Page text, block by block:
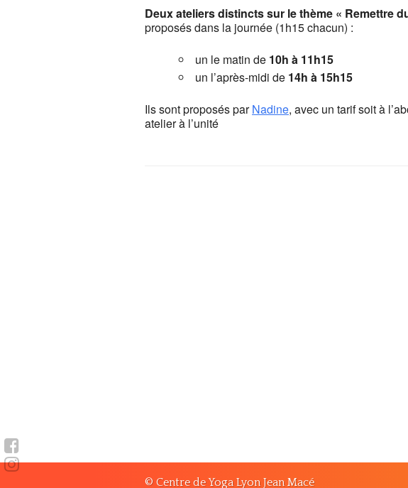
Deux ateliers distincts sur le thème « Remettre
proposés dans la journée (1h15 chacun) :
un le matin de 10h à 11h15
un l’après-midi de 14h à 15h15
Ils sont proposés parNadine, avec un tarif soit à
atelier à l’unité
© Centre de Yoga Lyon Jean Macé